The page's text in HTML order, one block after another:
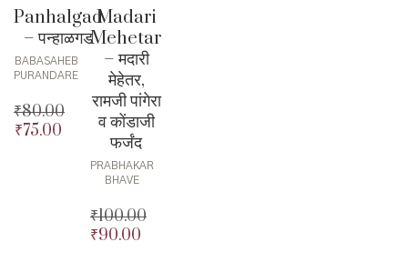
Panhalgad
– पन्हाळगड
BABASAHEB
PURANDARE
₹80.00
Original
₹75.00 Current
Madari
Mehetar
– मदारी
मेहेतर,
रामजी पांगेरा
व कोंडाजी
फर्जंद
PRABHAKAR
BHAVE
₹100.00
Original
₹90.00